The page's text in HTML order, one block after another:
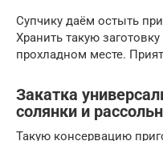
Супчику даём остыть
Хранить такую
прохладном месте.
Закатка
солянки и
Такую консервацию